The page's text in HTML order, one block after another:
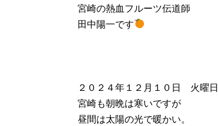
宮崎の熱血フルーツ伝道師
田中陽一です
２０２４年１２月１０日 火曜日
宮崎も朝晩は寒いですが
昼間は太陽の光で暖かい。